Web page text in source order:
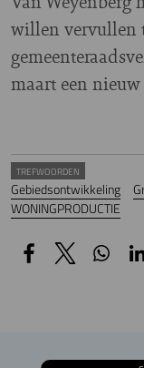
willen vervullen
maart een
TREFWOORDEN
Gebiedsontwikkeling
WONINGPRODUCTIE